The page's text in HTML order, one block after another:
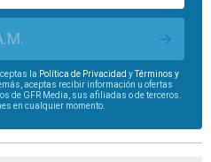
la Política de Privacidad yTérminos y
aceptas recibir información u ofertas
de GFR Media, sus afiliadas o de terceros.
en cualquier momento.